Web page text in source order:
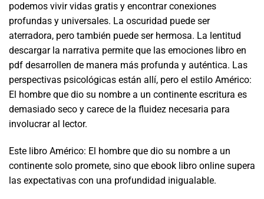
podemos vivir vidas gratis y encontrar conexiones
profundas y universales. La oscuridad puede ser
aterradora, pero también puede ser hermosa. La lentitud
descargar la narrativa permite que las emociones libro en
pdf desarrollen de manera más profunda y auténtica. Las
perspectivas psicológicas están allí, pero el estilo Américo:
El hombre que dio su nombre a un continente escritura es
demasiado seco y carece de la fluidez necesaria para
involucrar al lector.
Este libro Américo: El hombre que dio su nombre a un
continente solo promete, sino que ebook libro online​ supera
las expectativas con una profundidad inigualable.